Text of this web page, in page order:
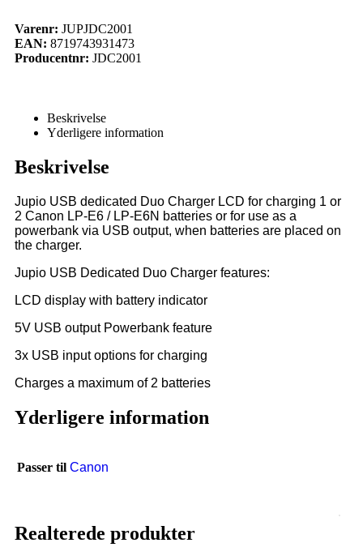
Varenr: JUPJDC2001
EAN: 8719743931473
Producentnr: JDC2001
Beskrivelse
Yderligere information
Beskrivelse
Jupio USB dedicated Duo Charger LCD for charging 1 or
2 Canon LP-E6 / LP-E6N batteries or for use as a
powerbank via USB output, when batteries are placed on
the charger.
Jupio USB Dedicated Duo Charger features:
LCD display with battery indicator
5V USB output Powerbank feature
3x USB input options for charging
Charges a maximum of 2 batteries
Yderligere information
Passer til Canon
Realterede produkter